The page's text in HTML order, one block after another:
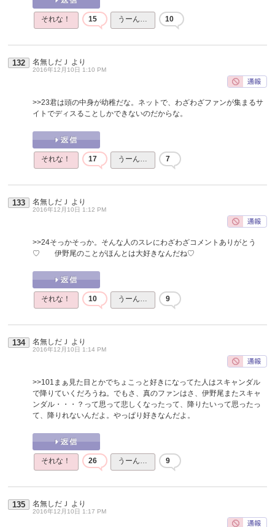
それな！ 15 うーん… 10
132 名無しだＪ より
2016年12月10日 1:10 PM
>>23君は頭の中身が幼稚だな。ネットで、わざわざファンが集まるサ
イトでディスることしかできないのだからな。
それな！ 17 うーん… 7
133 名無しだＪ より
2016年12月10日 1:12 PM
>>24そっかそっか。そんな人のスレにわざわざコメントありがとう
♡ 伊野尾のことがほんとは大好きなんだね♡
それな！ 10 うーん… 9
134 名無しだＪ より
2016年12月10日 1:14 PM
>>101 まぁ見た目とかでちょこっと好きになってた人はスキャンダル
で降りていくだろうね。でもさ、真のファンはさ、伊野尾またスキャ
ンダル・・・？って思って悲しくなったって、降りたいって思ったっ
て、降りれないんだよ。やっぱり好きなんだよ。
それな！ 26 うーん… 9
135 名無しだＪ より
2016年12月10日 1:17 PM